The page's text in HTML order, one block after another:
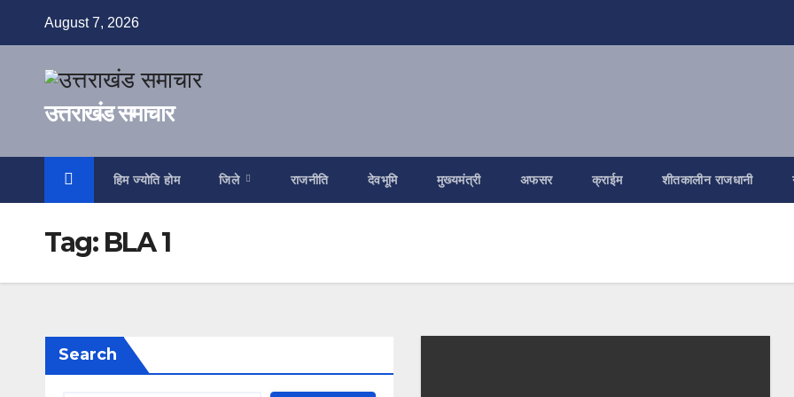
August 7, 2026
उत्तराखंड समाचार
हिम ज्योति होम जिले राजनीति देवभूमि मुख्यमंत्री अफसर क्राईम शीतकालीन राजधानी
Tag: BLA 1
Search